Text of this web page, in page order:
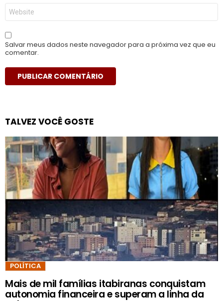
Site
Salvar meus dados neste navegador para a próxima vez que eu
comentar.
TALVEZ VOCÊ GOSTE
POLÍTICA
Mais de mil famílias itabiranas conquistam
autonomia financeira e superam a linha da